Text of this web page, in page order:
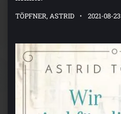
TÖPFNER, ASTRID 2021-08-23